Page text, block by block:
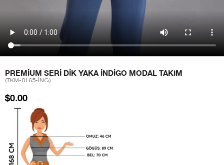
PREMIUM SERI DIK YAKA İNDIGO MODAL TAKIM
(TKM-0165-İNG)
$0.00